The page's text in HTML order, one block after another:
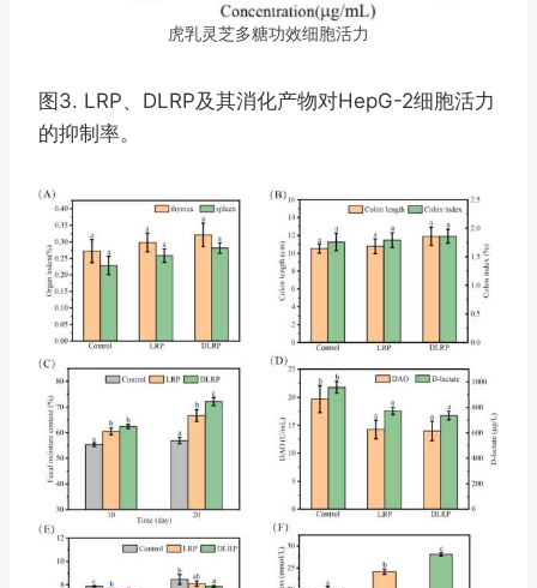
虎乳灵芝多糖功效细胞活力
图3. LRP、DLRP及其消化产物对HepG-2细胞活力
的抑制率。